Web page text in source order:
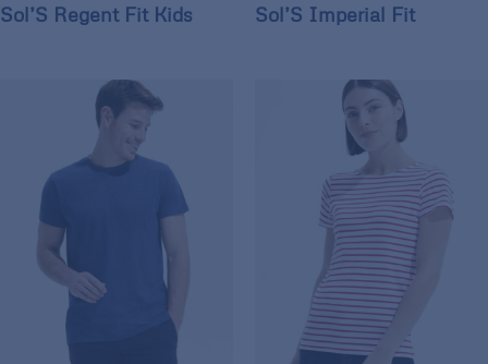
Sol’S Regent Fit Kids Sol’S Imperial Fit